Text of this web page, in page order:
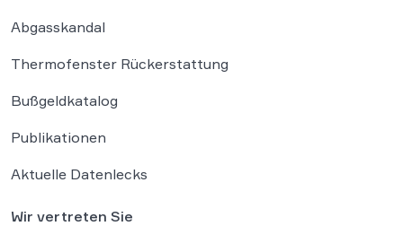
Abgasskandal
Thermofenster Rückerstattung
Bußgeldkatalog
Publikationen
Aktuelle Datenlecks
Wir vertreten Sie